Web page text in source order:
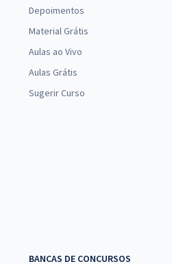
Depoimentos
Material Grátis
Aulas ao Vivo
Aulas Grátis
Sugerir Curso
BANCAS DE CONCURSOS